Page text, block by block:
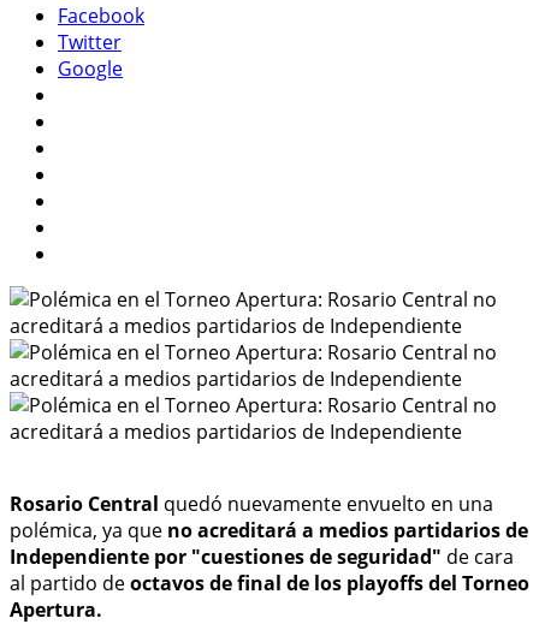
Facebook
Twitter
Google
Rosario Central quedó nuevamente envuelto en una
polémica, ya que no acreditará a medios partidarios de
Independiente por "cuestiones de seguridad" de cara
al partido deoctavos de final de los playoffs del Torneo
Apertura.